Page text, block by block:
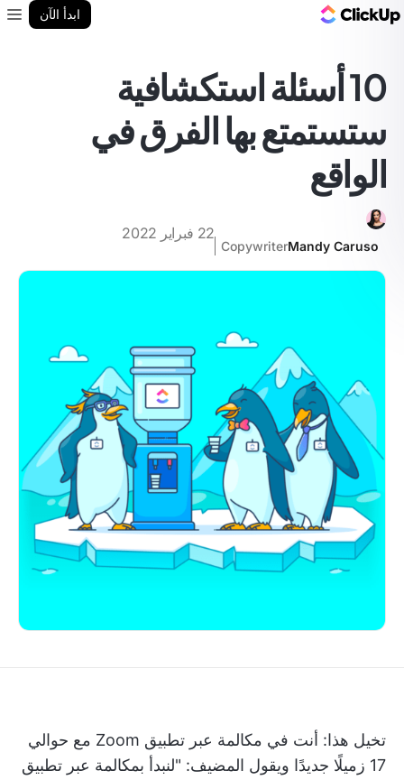
ابدأ الآن
10 أسئلة استكشافية
ستستمتع بها الفرق في
الواقع
Mandy Caruso
Copywriter
22 فبراير 2022
تخيل هذا: أنت في مكالمة عبر تطبيق Zoom مع حوالي
17 زميلًا جديدًا ويقول المضيف: "لنبدأ بمكالمة عبر تطبيق